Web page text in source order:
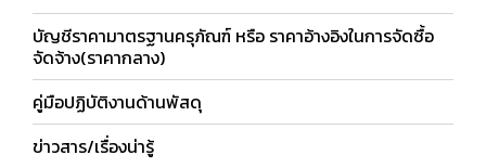
บัญชีราคามาตรฐานครุภัณฑ์ หรือ ราคาอ้างอิงในการจัดซื้อ
จัดจ้าง(ราคากลาง)
คู่มือปฏิบัติงานด้านพัสดุ
ข่าวสาร/เรื่องน่ารู้